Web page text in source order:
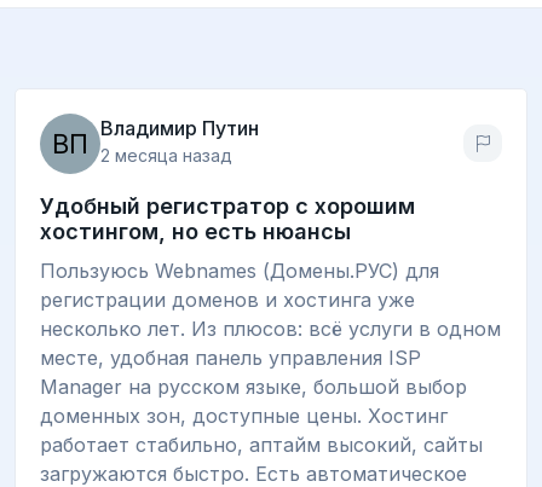
Владимир Путин
2 месяца назад
Удобный регистратор с хорошим
хостингом, но есть нюансы
Пользуюсь Webnames (Домены.РУС) для
регистрации доменов и хостинга уже
несколько лет. Из плюсов: всё услуги в одном
месте, удобная панель управления ISP
Manager на русском языке, большой выбор
доменных зон, доступные цены. Хостинг
работает стабильно, аптайм высокий, сайты
загружаются быстро. Есть автоматическое